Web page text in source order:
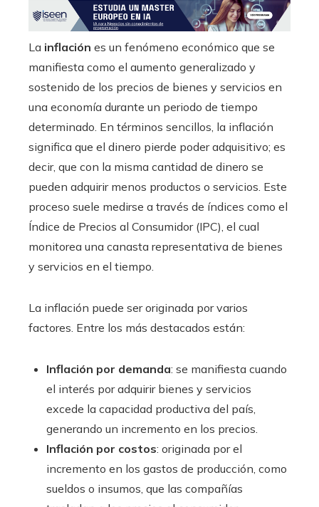
La inflación es un fenómeno económico que se
manifiesta como el aumento generalizado y
sostenido de los precios de bienes y servicios en
una economía durante un periodo de tiempo
determinado. En términos sencillos, la inflación
significa que el dinero pierde poder adquisitivo; es
decir, que con la misma cantidad de dinero se
pueden adquirir menos productos o servicios. Este
proceso suele medirse a través de índices como el
Índice de Precios al Consumidor (IPC), el cual
monitorea una canasta representativa de bienes
y servicios en el tiempo.
La inflación puede ser originada por varios
factores. Entre los más destacados están:
Inflación por demanda: se manifiesta cuando
el interés por adquirir bienes y servicios
excede la capacidad productiva del país,
generando un incremento en los precios.
Inflación por costos: originada por el
incremento en los gastos de producción, como
sueldos o insumos, que las compañías